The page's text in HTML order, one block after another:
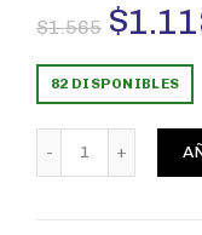
$1.565 El
precio
era:
$
82 DISPONIBLES
Curva tubo